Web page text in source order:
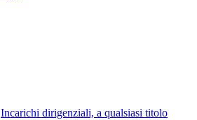
Incarichi dirigenziali, a qualsiasi titolo